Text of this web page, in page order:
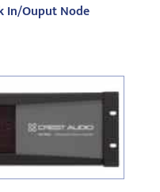
In/Ouput Node